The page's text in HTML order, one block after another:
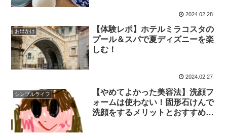
2024.02.28
お出かけ
【体験レポ】ホテルミラコスタの
プール＆スパで夏ディズニーを楽
しむ！
2024.02.27
シンプルライフ
【やめてよかった美容法】洗顔フ
ォームは使わない！固形石けんで
洗顔をするメリットとおすすめの